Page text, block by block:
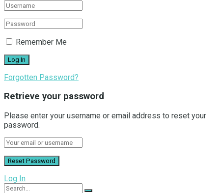
Remember Me
Forgotten Password?
Retrieve your password
Please enter your username or email address to reset your
password.
Log In